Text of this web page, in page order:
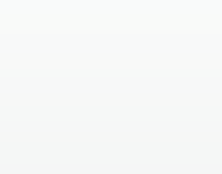
сантехники
в